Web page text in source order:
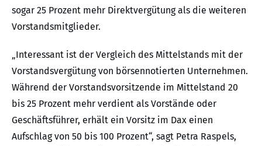
sogar 25 Prozent mehr Direktvergütung als die weiteren
Vorstandsmitglieder.
„Interessant ist der Vergleich des Mittelstands mit der
Vorstandsvergütung von börsennotierten Unternehmen.
Während der Vorstandsvorsitzende im Mittelstand 20
bis 25 Prozent mehr verdient als Vorstände oder
Geschäftsführer, erhält ein Vorsitz im Dax einen
Aufschlag von 50 bis 100 Prozent“, sagt Petra Raspels,